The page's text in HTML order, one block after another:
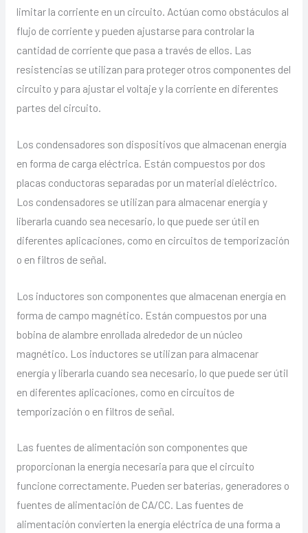
limitar la corriente en un circuito. Actúan como obstáculos al
flujo de corriente y pueden ajustarse para controlar la
cantidad de corriente que pasa a través de ellos. Las
resistencias se utilizan para proteger otros componentes del
circuito y para ajustar el voltaje y la corriente en diferentes
partes del circuito.
Los condensadores son dispositivos que almacenan energía
en forma de carga eléctrica. Están compuestos por dos
placas conductoras separadas por un material dieléctrico.
Los condensadores se utilizan para almacenar energía y
liberarla cuando sea necesario, lo que puede ser útil en
diferentes aplicaciones, como en circuitos de temporización
o en filtros de señal.
Los inductores son componentes que almacenan energía en
forma de campo magnético. Están compuestos por una
bobina de alambre enrollada alrededor de un núcleo
magnético. Los inductores se utilizan para almacenar
energía y liberarla cuando sea necesario, lo que puede ser útil
en diferentes aplicaciones, como en circuitos de
temporización o en filtros de señal.
Las fuentes de alimentación son componentes que
proporcionan la energía necesaria para que el circuito
funcione correctamente. Pueden ser baterías, generadores o
fuentes de alimentación de CA/CC. Las fuentes de
alimentación convierten la energía eléctrica de una forma a